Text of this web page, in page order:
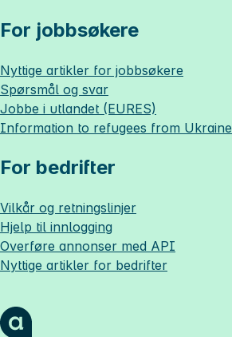
For jobbsøkere
Nyttige artikler for jobbsøkere
Spørsmål og svar
Jobbe i utlandet (EURES)
Information to refugees from Ukraine
For bedrifter
Vilkår og retningslinjer
Hjelp til innlogging
Overføre annonser med API
Nyttige artikler for bedrifter